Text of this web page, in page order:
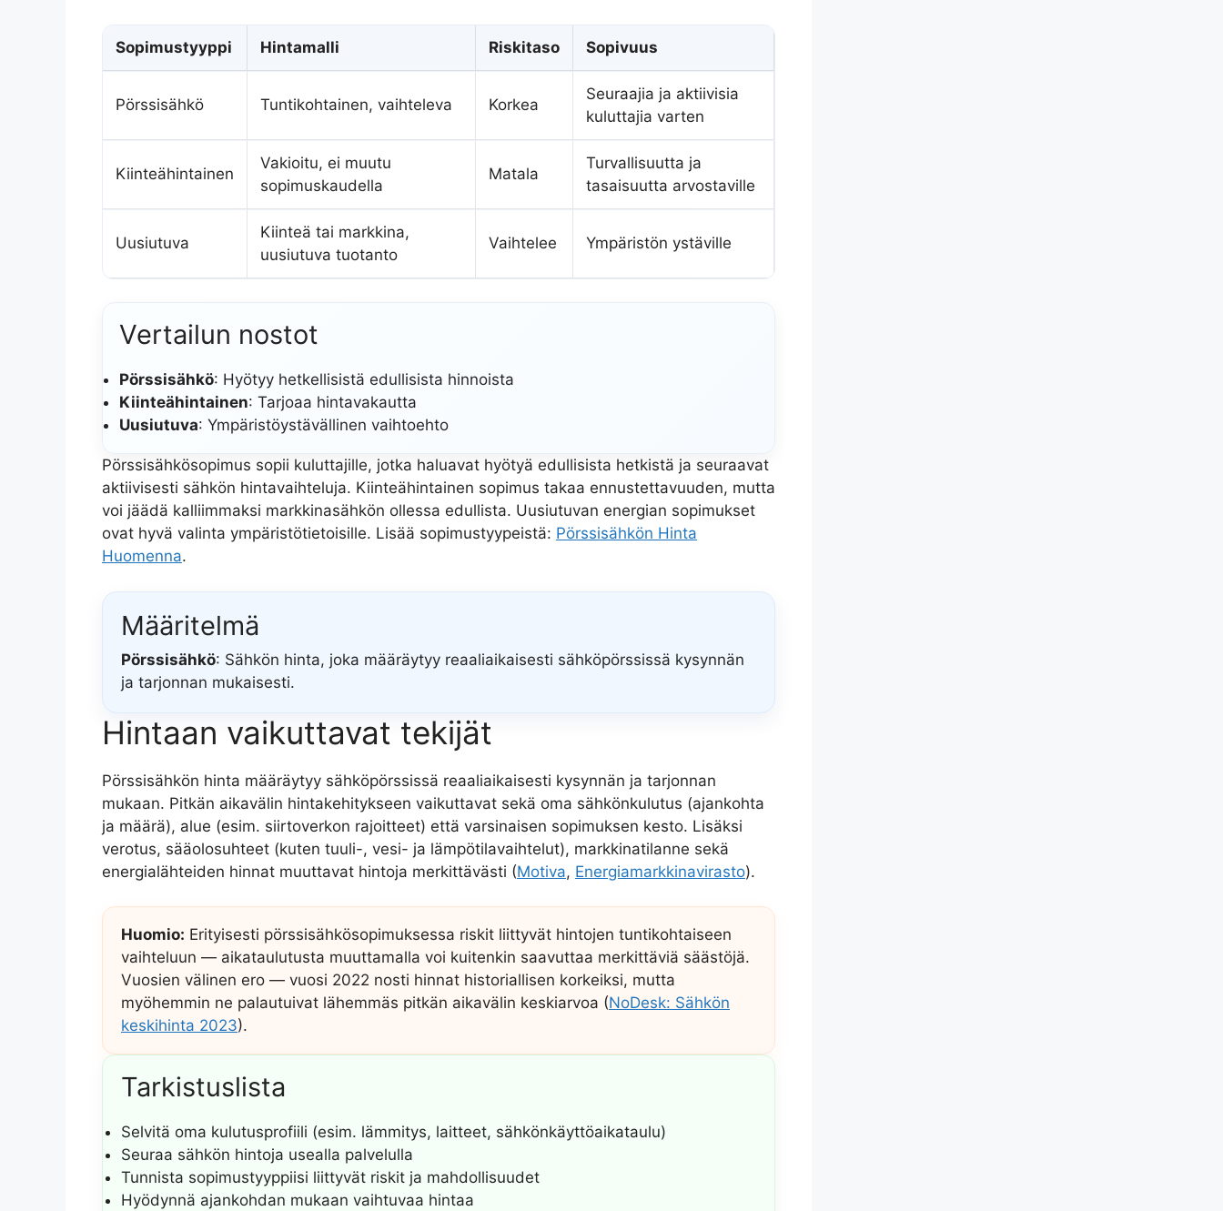
Sopimustyyppi Hintamalli Riskitaso Sopivuus
Pörssisähkö Tuntikohtainen, vaihteleva Korkea
Seuraajia ja aktiivisia
kuluttajia varten
Kiinteähintainen
Vakioitu, ei muutu
sopimuskaudella
Matala
Turvallisuutta ja
tasaisuutta arvostaville
Uusiutuva
Kiinteä tai markkina,
uusiutuva tuotanto
Vaihtelee Ympäristön ystäville
Vertailun nostot
Pörssisähkö: Hyötyy hetkellisistä edullisista hinnoista
Kiinteähintainen: Tarjoaa hintavakautta
Uusiutuva: Ympäristöystävällinen vaihtoehto
Pörssisähkösopimus sopii kuluttajille, jotka haluavat hyötyä edullisista hetkistä ja seuraavat
aktiivisesti sähkön hintavaihteluja. Kiinteähintainen sopimus takaa ennustettavuuden, mutta
voi jäädä kalliimmaksi markkinasähkön ollessa edullista. Uusiutuvan energian sopimukset
ovat hyvä valinta ympäristötietoisille. Lisää sopimustyypeistä: Pörssisähkön Hinta
Huomenna.
Määritelmä
Pörssisähkö: Sähkön hinta, joka määräytyy reaaliaikaisesti sähköpörssissä kysynnän
ja tarjonnan mukaisesti.
Hintaan vaikuttavat tekijät
Pörssisähkön hinta määräytyy sähköpörssissä reaaliaikaisesti kysynnän ja tarjonnan
mukaan. Pitkän aikavälin hintakehitykseen vaikuttavat sekä oma sähkönkulutus (ajankohta
ja määrä), alue (esim. siirtoverkon rajoitteet) että varsinaisen sopimuksen kesto. Lisäksi
verotus, sääolosuhteet (kuten tuuli-, vesi- ja lämpötilavaihtelut), markkinatilanne sekä
energialähteiden hinnat muuttavat hintoja merkittävästi (Motiva, Energiamarkkinavirasto).
Huomio: Erityisesti pörssisähkösopimuksessa riskit liittyvät hintojen tuntikohtaiseen
vaihteluun — aikataulutusta muuttamalla voi kuitenkin saavuttaa merkittäviä säästöjä.
Vuosien välinen ero — vuosi 2022 nosti hinnat historiallisen korkeiksi, mutta
myöhemmin ne palautuivat lähemmäs pitkän aikavälin keskiarvoa (NoDesk: Sähkön
keskihinta 2023).
Tarkistuslista
Selvitä oma kulutusprofiili (esim. lämmitys, laitteet, sähkönkäyttöaikataulu)
Seuraa sähkön hintoja usealla palvelulla
Tunnista sopimustyyppiisi liittyvät riskit ja mahdollisuudet
Hyödynnä ajankohdan mukaan vaihtuvaa hintaa